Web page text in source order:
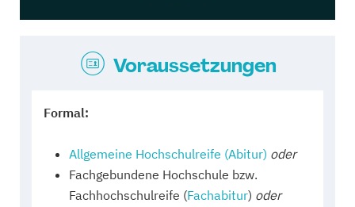
Voraussetzungen
Formal:
Allgemeine Hochschulreife (Abitur) oder
Fachgebundene Hochschule bzw.
Fachhochschulreife (Fachabitur) oder